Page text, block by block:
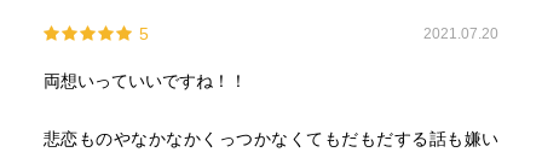
5 2021.07.20
両想いっていいですね！！
悲恋ものやなかなかくっつかなくてもだもだする話も嫌い